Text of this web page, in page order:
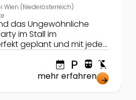
Wien (Niederösterreich)
das Ungewöhnliche
im Stall im
geplant und mit jeder
event_available local_parking directions_transit child_friendly
mehr erfahren arrow_forward